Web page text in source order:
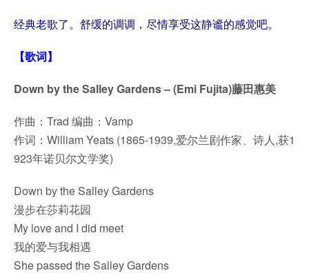
经典老歌了。舒缓的调调，尽情享受这静谧的感觉吧。
【歌词】
Down by the Salley Gardens – (Emi Fujita)藤田惠美
作曲：Trad 编曲：Vamp
作词：William Yeats (1865-1939,爱尔兰剧作家、诗人,获1
923年诺贝尔文学奖)
Down by the Salley Gardens
漫步在莎莉花园
My love and I did meet
我的爱与我相遇
She passed the Salley Gardens